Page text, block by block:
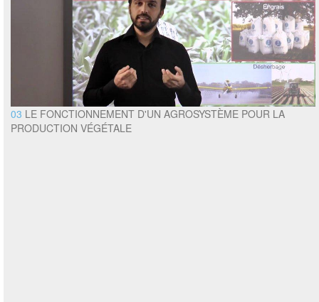
03 LE FONCTIONNEMENT D'UN AGROSYSTÈME POUR LA
PRODUCTION VÉGÉTALE